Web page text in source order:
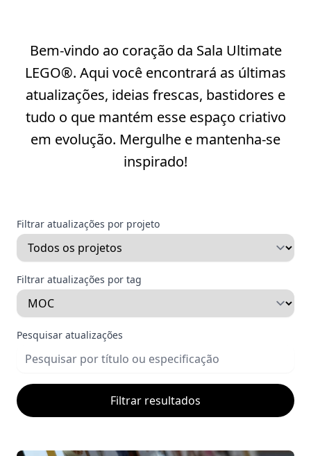
Bem-vindo ao coração da Sala Ultimate
LEGO®. Aqui você encontrará as últimas
atualizações, ideias frescas, bastidores e
tudo o que mantém esse espaço criativo
em evolução. Mergulhe e mantenha-se
inspirado!
Filtrar atualizações por projeto
Filtrar atualizações por tag
Pesquisar atualizações
Filtrar resultados